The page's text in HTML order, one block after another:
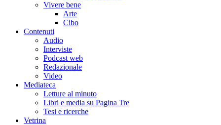
Vivere bene
Arte
Cibo
Contenuti
Audio
Interviste
Podcast web
Redazionale
Video
Mediateca
Letture al minuto
Libri e media su Pagina Tre
Tesi e ricerche
Vetrina